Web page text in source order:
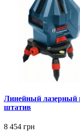
Линейный лазерный
штатив
8 454 грн